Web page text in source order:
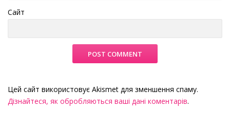
Сайт
Цей сайт використовує Akismet для зменшення спаму.
Дізнайтеся, як обробляються ваші дані коментарів.